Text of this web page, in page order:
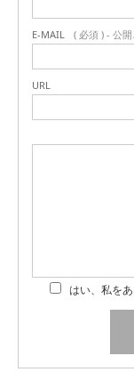
E-MAIL ( 必須 ) - 公
URL
はい、私を